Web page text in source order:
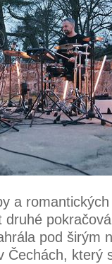
a
druhé
pod širým
Čechách, který